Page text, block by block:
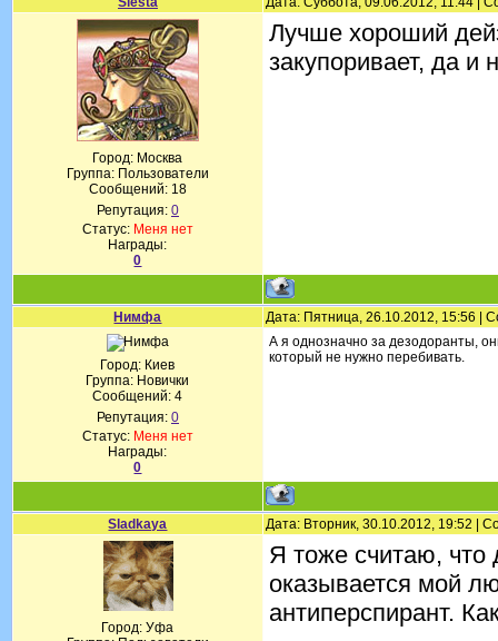
Город: Москва
Группа: Пользователи
Сообщений: 18
Репутация: 0
Статус: Меня нет
Награды:
0
Лучше хороший
закупоривает, да и
Нимфа Дата: Пятница, 26.10.2012, 15:56 |
Город: Киев
Группа: Новички
Сообщений:4
Репутация: 0
Статус: Меня нет
Награды:
0
А я однозначно за дезодоранты,
который не нужно перебивать.
Sladkaya Дата: Вторник, 30.10.2012, 19:52 |
Город: Уфа
Я тоже считаю, что
оказывается мой
антиперспирант.